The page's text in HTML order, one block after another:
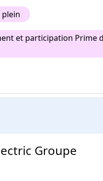
plein
et participation Prime
Groupe